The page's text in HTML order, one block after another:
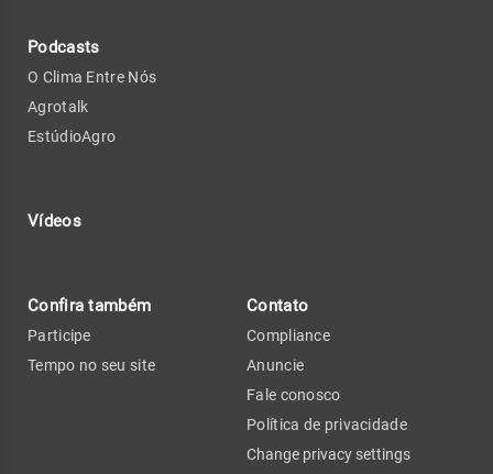
Podcasts
O Clima Entre Nós
Agrotalk
EstúdioAgro
Vídeos
Confira também
Participe
Tempo no seu site
Contato
Compliance
Anuncie
Fale conosco
Política de privacidade
Change privacy settings